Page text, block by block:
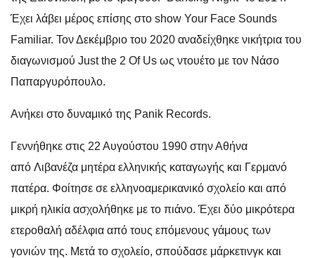
Έχει λάβει μέρος επίσης στο show Your Face Sounds
Familiar. Τον Δεκέμβριο του 2020 αναδείχθηκε νικήτρια του
διαγωνισμού Just the 2 Of Us ως ντουέτο με τον Νάσο
Παπαργυρόπουλο.
Ανήκει στο δυναμικό της Panik Records.
Γεννήθηκε στις 22 Αυγούστου 1990 στην Αθήνα
από Λιβανέζα μητέρα ελληνικής καταγωγής και Γερμανό
πατέρα. Φοίτησε σε ελληνοαμερικανικό σχολείο και από
μικρή ηλικία ασχολήθηκε με το πιάνο. Έχει δύο μικρότερα
ετεροθαλή αδέλφια από τους επόμενους γάμους των
γονιών της. Μετά το σχολείο, σπούδασε μάρκετινγκ και